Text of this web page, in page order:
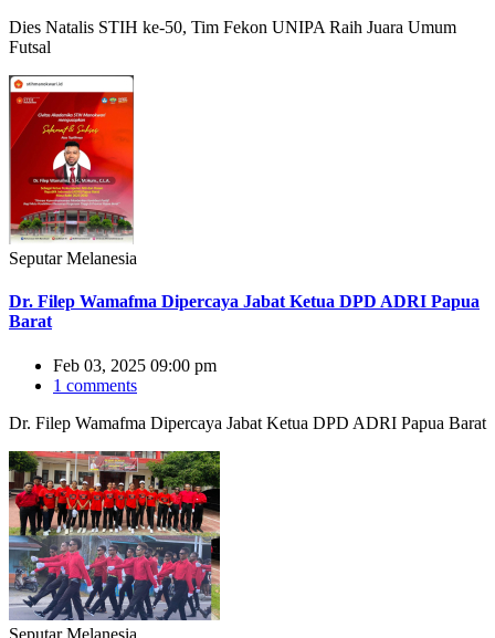
Dies Natalis STIH ke-50, Tim Fekon UNIPA Raih Juara Umum
Futsal
Seputar Melanesia
Dr. Filep Wamafma Dipercaya Jabat Ketua DPD ADRI Papua
Barat
Feb 03, 2025 09:00 pm
1 comments
Dr. Filep Wamafma Dipercaya Jabat Ketua DPD ADRI Papua Barat
Seputar Melanesia